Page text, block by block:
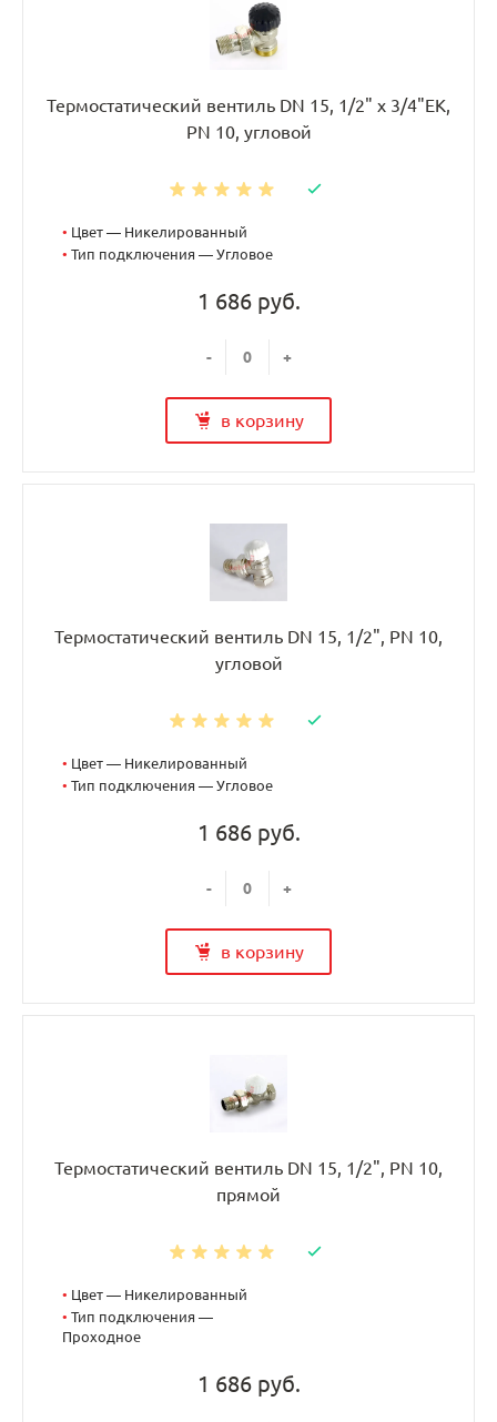
Термостатический вентиль DN 15, 1/2" х 3/4"EK,
PN 10, угловой
• Цвет — Никелированный
• Тип подключения — Угловое
1 686 руб.
- +
в корзину
Термостатический вентиль DN 15, 1/2", PN 10,
угловой
• Цвет — Никелированный
• Тип подключения — Угловое
1 686 руб.
- +
в корзину
Термостатический вентиль DN 15, 1/2", PN 10,
прямой
• Цвет — Никелированный
• Тип подключения —
Проходное
1 686 руб.